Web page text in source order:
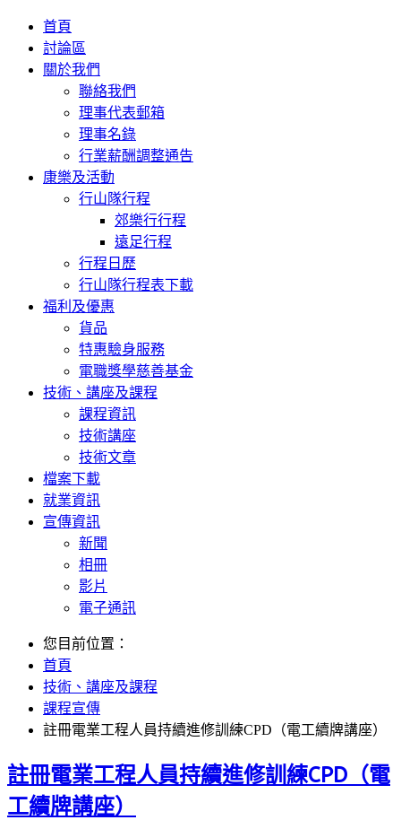
首頁
討論區
關於我們
聯絡我們
理事代表郵箱
理事名錄
行業薪酬調整通告
康樂及活動
行山隊行程
郊樂行行程
遠足行程
行程日歷
行山隊行程表下載
福利及優惠
貨品
特惠驗身服務
電職獎學慈善基金
技術、講座及課程
課程資訊
技術講座
技術文章
檔案下載
就業資訊
宣傳資訊
新聞
相冊
影片
電子通訊
您目前位置：
首頁
技術、講座及課程
課程宣傳
註冊電業工程人員持續進修訓練CPD（電工續牌講座）
註冊電業工程人員持續進修訓練CPD（電
工續牌講座）